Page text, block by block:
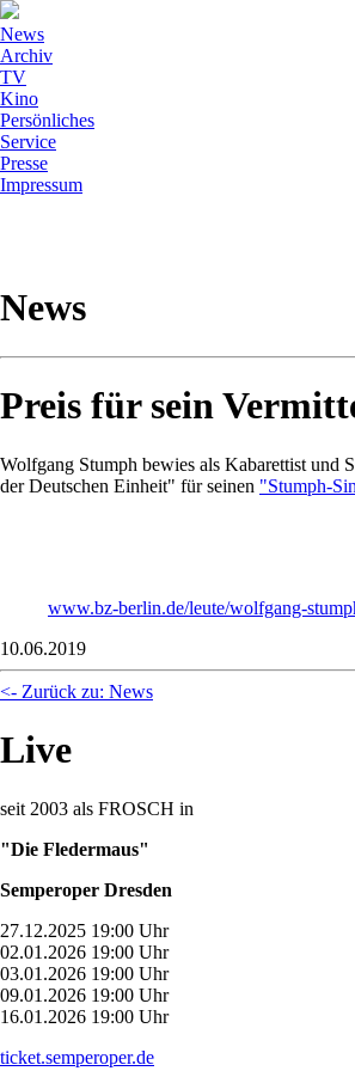
News
Archiv
TV
Kino
Persönliches
Service
Presse
Impressum
News
Preis für sein
Wolfgang Stumph bewies als Kabarettist
der Deutschen Einheit" für seinen "Stumph-
www.bz-berlin.de/leute/wolfgang-
10.06.2019
<- Zurück zu: News
Live
seit 2003 als FROSCH in
"Die Fledermaus"
Semperoper Dresden
27.12.2025 19:00 Uhr
02.01.2026 19:00 Uhr
03.01.2026 19:00 Uhr
09.01.2026 19:00 Uhr
16.01.2026 19:00 Uhr
ticket.semperoper.de